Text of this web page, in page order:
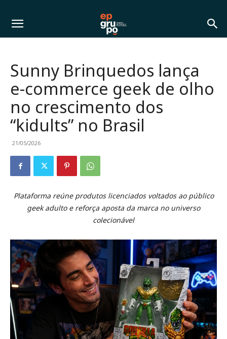
Sunny Brinquedos lança
e-commerce geek de olho
no crescimento dos
“kidults” no Brasil
21/05/2026
Plataforma reúne produtos licenciados voltados ao público
geek adulto e reforça aposta da marca no universo
colecionável